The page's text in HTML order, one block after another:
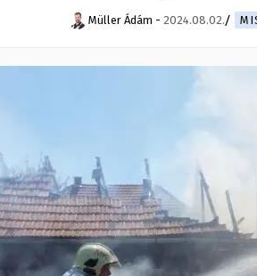
Müller Ádám - 2024.08.02.